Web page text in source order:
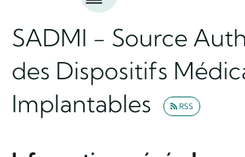
SADMI - Source
des Dispositifs
Implantables
RSS